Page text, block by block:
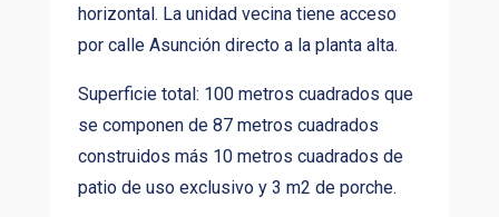
horizontal. La unidad vecina tiene acceso
por calle Asunción directo a la planta alta.
Superficie total: 100 metros cuadrados que
se componen de 87 metros cuadrados
construidos más 10 metros cuadrados de
patio de uso exclusivo y 3 m2 de porche.